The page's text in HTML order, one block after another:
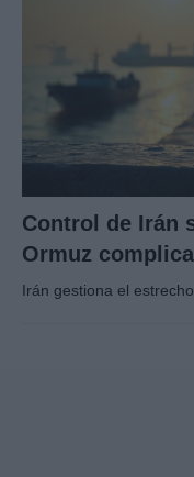
Control de Irán
Ormuz
Irán gestiona el